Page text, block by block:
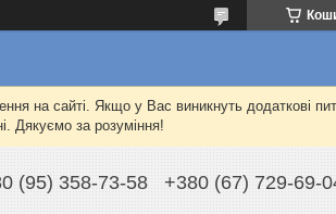
на сайті. Якщо у Вас виникнуть додаткові
Дякуємо за розуміння!
(95) 358-73-58 +380 (67) 729-69-